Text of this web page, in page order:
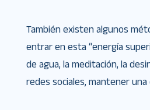
También existen algunos
entrar en esta “energía
de agua, la meditación, la
redes sociales, mantener una